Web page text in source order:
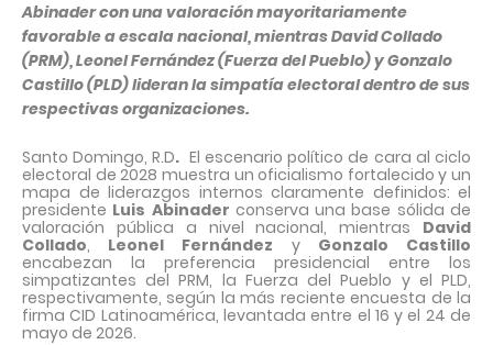
Abinader con una valoración mayoritariamente
favorable a escala nacional, mientras David Collado
(PRM), Leonel Fernández (Fuerza del Pueblo) y Gonzalo
Castillo (PLD) lideran la simpatía electoral dentro de sus
respectivas organizaciones.
Santo Domingo, R.D. El escenario político de cara al ciclo
electoral de 2028 muestra un oficialismo fortalecido y un
mapa de liderazgos internos claramente definidos: el
presidente Luis Abinader conserva una base sólida de
valoración pública a nivel nacional, mientras David
Collado, Leonel Fernández y Gonzalo Castillo
encabezan la preferencia presidencial entre los
simpatizantes del PRM, la Fuerza del Pueblo y el PLD,
respectivamente, según la más reciente encuesta de la
firma CID Latinoamérica, levantada entre el 16 y el 24 de
mayo de 2026.